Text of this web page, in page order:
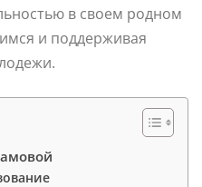
в своем родном
и поддерживая